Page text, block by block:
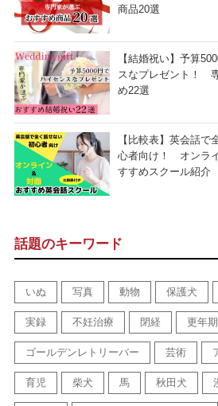
商品20選
【結婚祝い】予算
スなプレゼント！
め22選
【比較表】英会話で
心者向け！ オンラ
すすめスクール紹介
話題のキーワード
いぬ 写真 動物 保護犬
実録 不妊治療 閉経 更年期
ゴールデンレトリーバー 芸術
育児 柴犬 馬 秋田犬